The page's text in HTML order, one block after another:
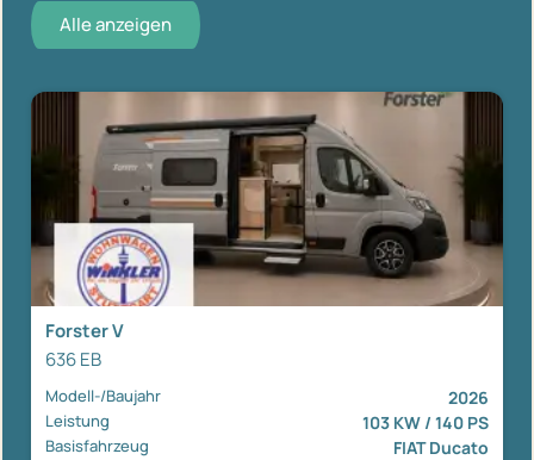
Alle anzeigen
Forster V
636 EB
Modell-/Baujahr 2026
Leistung 103 KW / 140 PS
Basisfahrzeug FIAT Ducato